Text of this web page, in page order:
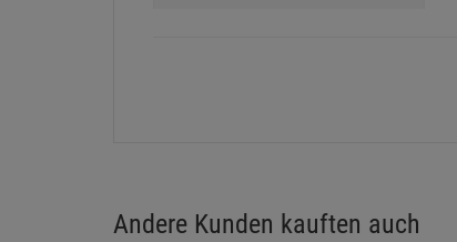
Andere Kunden kauften auch